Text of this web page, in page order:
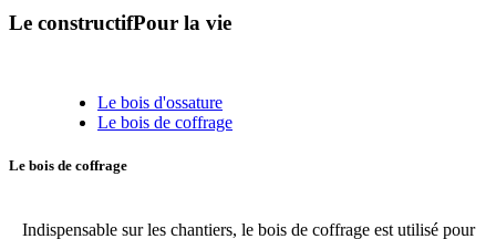
Le constructifPour la vie
Le bois d'ossature
Le bois de coffrage
Le bois de coffrage
Indispensable sur les chantiers, le bois de coffrage est utilisé pour